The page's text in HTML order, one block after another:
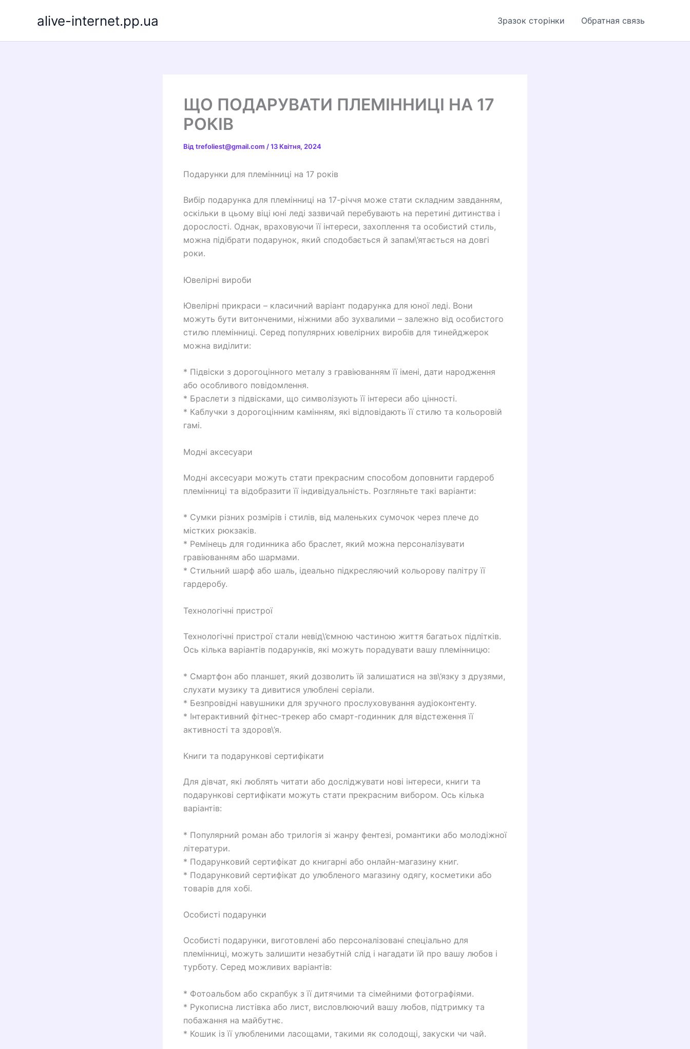
alive-internet.pp.ua Зразок сторінки Обратная связь
ЩО ПОДАРУВАТИ ПЛЕМІННИЦІ НА 17
РОКІВ
Від trefoliest@gmail.com /13 Квітня, 2024
Подарунки для племінниці на 17 років
Вибір подарунка для племінниці на 17-річчя може стати складним завданням,
оскільки в цьому віці юні леді зазвичай перебувають на перетині дитинства і
дорослості. Однак, враховуючи її інтереси, захоплення та особистий стиль,
можна підібрати подарунок, який сподобається й запам\’ятається на довгі
роки.
Ювелірні вироби
Ювелірні прикраси – класичний варіант подарунка для юної леді. Вони
можуть бути витонченими, ніжними або зухвалими – залежно від особистого
стилю племінниці. Серед популярних ювелірних виробів для тинейджерок
можна виділити:
* Підвіски з дорогоцінного металу з гравіюванням її імені, дати народження
або особливого повідомлення.
* Браслети з підвісками, що символізують її інтереси або цінності.
* Каблучки з дорогоцінним камінням, які відповідають її стилю та кольоровій
гамі.
Модні аксесуари
Модні аксесуари можуть стати прекрасним способом доповнити гардероб
племінниці та відобразити її індивідуальність. Розгляньте такі варіанти:
* Сумки різних розмірів і стилів, від маленьких сумочок через плече до
містких рюкзаків.
* Ремінець для годинника або браслет, який можна персоналізувати
гравіюванням або шармами.
* Стильний шарф або шаль, ідеально підкресляючий кольорову палітру її
гардеробу.
Технологічні пристрої
Технологічні пристрої стали невід\’ємною частиною життя багатьох підлітків.
Ось кілька варіантів подарунків, які можуть порадувати вашу племінницю:
* Смартфон або планшет, який дозволить їй залишатися на зв\’язку з друзями,
слухати музику та дивитися улюблені серіали.
* Безпровідні навушники для зручного прослуховування аудіоконтенту.
* Інтерактивний фітнес-трекер або смарт-годинник для відстеження її
активності та здоров\’я.
Книги та подарункові сертифікати
Для дівчат, які люблять читати або досліджувати нові інтереси, книги та
подарункові сертифікати можуть стати прекрасним вибором. Ось кілька
варіантів:
* Популярний роман або трилогія зі жанру фентезі, романтики або молодіжної
літератури.
* Подарунковий сертифікат до книгарні або онлайн-магазину книг.
* Подарунковий сертифікат до улюбленого магазину одягу, косметики або
товарів для хобі.
Особисті подарунки
Особисті подарунки, виготовлені або персоналізовані спеціально для
племінниці, можуть залишити незабутній слід і нагадати їй про вашу любов і
турботу. Серед можливих варіантів:
* Фотоальбом або скрапбук з її дитячими та сімейними фотографіями.
* Рукописна листівка або лист, висловлюючий вашу любов, підтримку та
побажання на майбутнє.
* Кошик із її улюбленими ласощами, такими як солодощі, закуски чи чай.